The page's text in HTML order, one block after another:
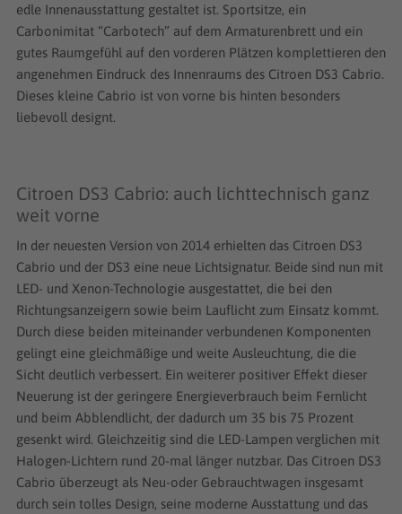
edle Innenausstattung gestaltet ist. Sportsitze, ein
Carbonimitat “Carbotech” auf dem Armaturenbrett und ein
gutes Raumgefühl auf den vorderen Plätzen komplettieren den
angenehmen Eindruck des Innenraums des Citroen DS3 Cabrio.
Dieses kleine Cabrio ist von vorne bis hinten besonders
liebevoll designt.
Citroen DS3 Cabrio: auch lichttechnisch ganz
weit vorne
In der neuesten Version von 2014 erhielten das Citroen DS3
Cabrio und der DS3 eine neue Lichtsignatur. Beide sind nun mit
LED- und Xenon-Technologie ausgestattet, die bei den
Richtungsanzeigern sowie beim Lauflicht zum Einsatz kommt.
Durch diese beiden miteinander verbundenen Komponenten
gelingt eine gleichmäßige und weite Ausleuchtung, die die
Sicht deutlich verbessert. Ein weiterer positiver Effekt dieser
Neuerung ist der geringere Energieverbrauch beim Fernlicht
und beim Abblendlicht, der dadurch um 35 bis 75 Prozent
gesenkt wird. Gleichzeitig sind die LED-Lampen verglichen mit
Halogen-Lichtern rund 20-mal länger nutzbar. Das Citroen DS3
Cabrio überzeugt als Neu-oder Gebrauchtwagen insgesamt
durch sein tolles Design, seine moderne Ausstattung und das